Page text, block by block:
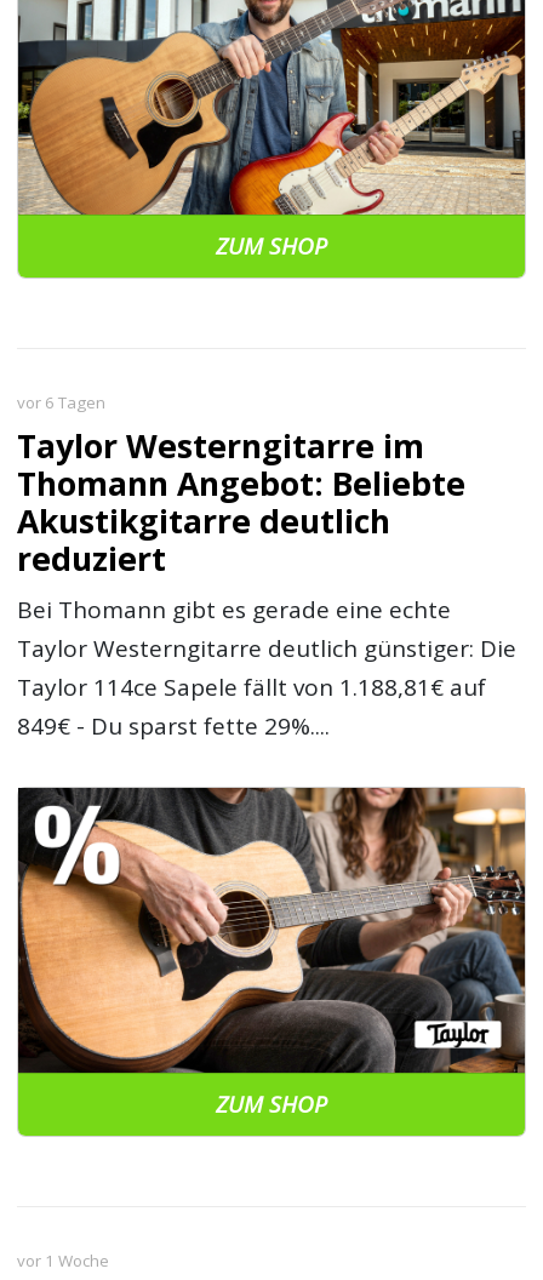
ZUM SHOP
vor 6 Tagen
Taylor Westerngitarre im
Thomann Angebot: Beliebte
Akustikgitarre deutlich
reduziert
Bei Thomann gibt es gerade eine echte
Taylor Westerngitarre deutlich günstiger: Die
Taylor 114ce Sapele fällt von 1.188,81€ auf
849€ - Du sparst fette 29%....
ZUM SHOP
vor 1 Woche